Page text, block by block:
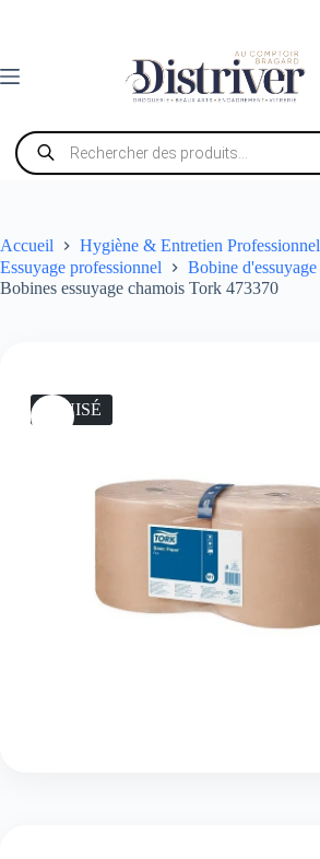
Recherche
de
produits
Accueil
Hygiène & Entretien Professionnel
Essuyage professionnel
Bobine d'essuyage
Bobines essuyage chamois Tork 473370
ÉPUISÉ